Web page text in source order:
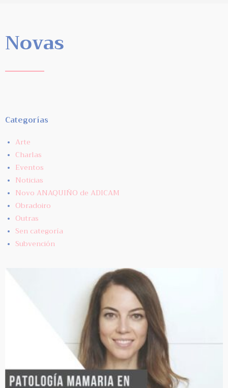
Novas
Categorías
Arte
Charlas
Eventos
Noticias
Novo ANAQUIÑO de ADICAM
Obradoiro
Outras
Sen categoría
Subvención